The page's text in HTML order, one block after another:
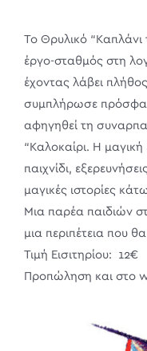
Το Θρυλικό “Καπλάνι
έργο-σταθμός στη
έχοντας λάβει
συμπλήρωσε
αφηγηθεί τη
“Καλοκαίρι. Η
παιχνίδι,
μαγικές ιστορίες
Μια παρέα παιδιών
μια περιπέτεια που
Τιμή Εισιτηρίου: 12€
Προπώληση και στο